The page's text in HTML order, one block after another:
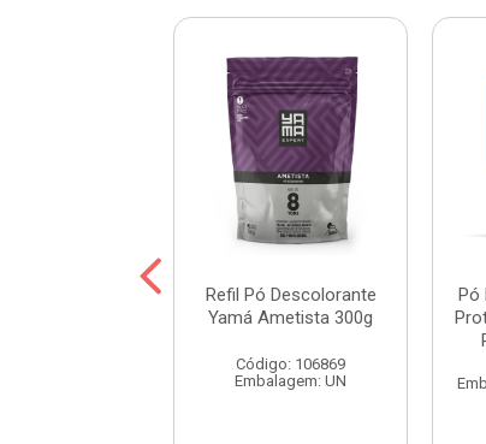
Refil Pó Descolorante
Yamá Ametista 300g
Código: 106869
Embalagem: UN
Pó